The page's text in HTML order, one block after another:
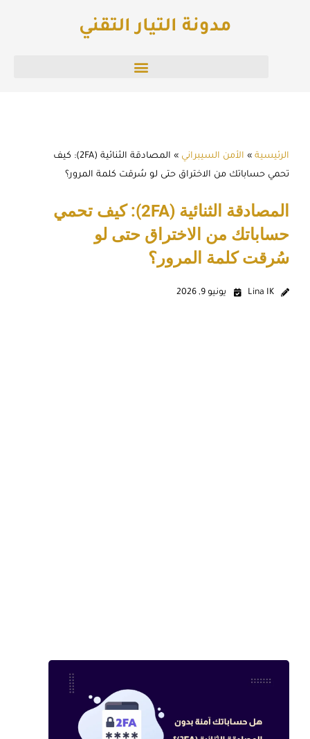
مدونة التيار التقني
الرئيسية » الأمن السيبراني »
المصادقة الثنائية (2FA): كيف
تحمي حساباتك من الاختراق حتى لو سُرقت كلمة المرور؟
المصادقة الثنائية (2FA): كيف تحمي
حساباتك من الاختراق حتى لو
سُرقت كلمة المرور؟
Lina IK يونيو 9, 2026